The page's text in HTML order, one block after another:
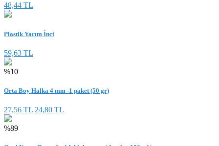
48,44 TL
Plastik Yarım İnci
59,63 TL
%10
Orta Boy Halka 4 mm -1 paket (50 gr)
27,56 TL 24,80 TL
%89